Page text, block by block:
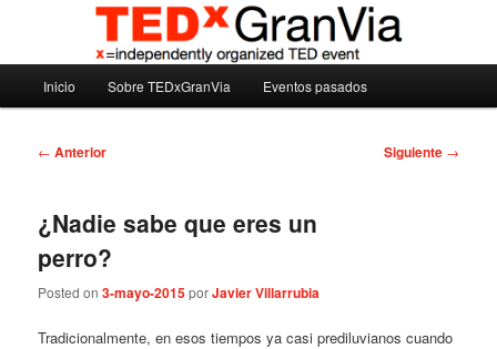
principalTEDxGranVia
Madrid – España – Spain
Inicio Sobre TEDxGranVia Eventos pasados
Navegación
← Anterior Siguiente →
¿Nadie sabe que eres un
perro?
Posted on3-mayo-2015porJavier Villarrubia
Tradicionalmente, en esos tiempos ya casi prediluvianos cuando